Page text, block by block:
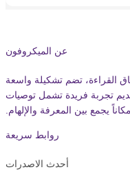
عن الميكروفون
القراءة، تضم تشكيلة واسعة
تجربة فريدة تشمل توصيات
يجمع بين المعرفة والإلهام.
روابط سريعة
أحدث الاصدرات